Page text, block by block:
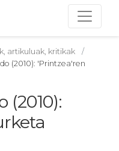
artikuluak, kritikak
(2010): 'Printzea'ren
(2010):